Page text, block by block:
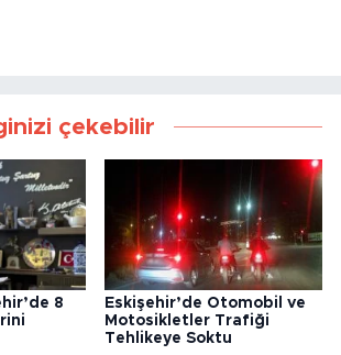
çekebilir
8
Eskişehir’de Otomobil ve
Motosikletler Trafiği
Tehlikeye Soktu